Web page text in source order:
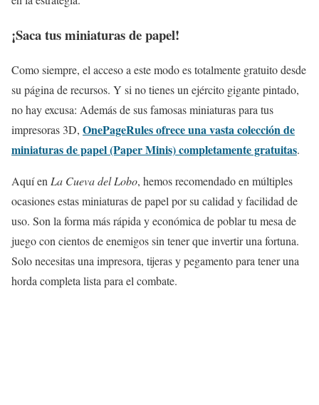
¡Saca tus miniaturas de papel!
Como siempre, el acceso a este modo es totalmente gratuito desde
su página de recursos. Y si no tienes un ejército gigante pintado,
no hay excusa: Además de sus famosas miniaturas para tus
impresoras 3D, OnePageRules ofrece una vasta colección de
miniaturas de papel (Paper Minis) completamente gratuitas.
Aquí en La Cueva del Lobo, hemos recomendado en múltiples
ocasiones estas miniaturas de papel por su calidad y facilidad de
uso. Son la forma más rápida y económica de poblar tu mesa de
juego con cientos de enemigos sin tener que invertir una fortuna.
Solo necesitas una impresora, tijeras y pegamento para tener una
horda completa lista para el combate.